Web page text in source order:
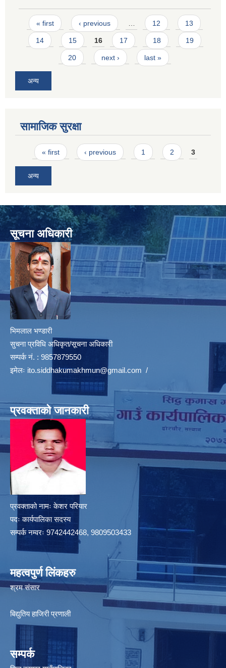
Pages
« first ‹ previous 12 13
14 15 16 17 18 19
20 next › last »
अन्य
सामाजिक सुरक्षा
Pages
« first ‹ previous 1 2 3
अन्य
सूचना अधिकारी
भिमलाल भण्डारी
सुचना प्रविधि अधिकृत/सूचना अधिकारी
सम्पर्क नं. : 9857879550
इमेलः ito.siddhakumakhmun@gmail.com /
प्रवक्ताको जानकारी
प्रवक्ताको नामः केशर परियार
पदः कार्यपालिका सदस्य
सम्पर्क नम्वरः 9742442468, 9809503433
महत्वपुर्ण लिंकहरु
श्रम संसार
बिद्युतिय हाजिरी प्रणाली
सम्पर्क